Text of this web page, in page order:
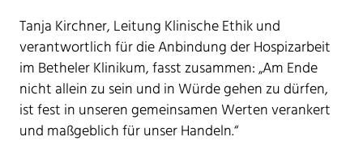
Tanja Kirchner, Leitung Klinische Ethik und
verantwortlich für die Anbindung der Hospizarbeit
im Betheler Klinikum, fasst zusammen: „Am Ende
nicht allein zu sein und in Würde gehen zu dürfen,
ist fest in unseren gemeinsamen Werten verankert
und maßgeblich für unser Handeln.“